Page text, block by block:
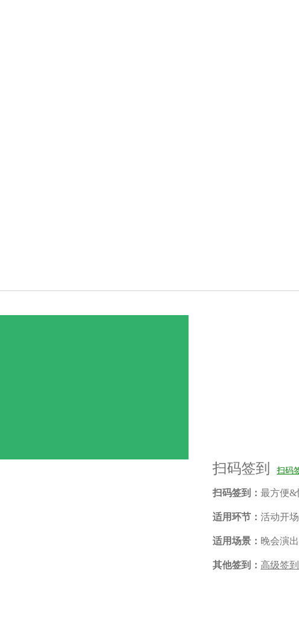
扫码签到 扫码
扫码签到： 最方便&
适用环节： 活动开
适用场景： 晚会演
其他签到： 高级签到